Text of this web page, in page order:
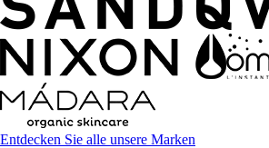
Entdecken Sie alle unsere Marken